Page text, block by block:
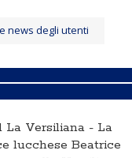
news degli utenti
La Versiliana - La
lucchese Beatrice